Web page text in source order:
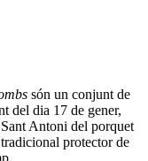
són un conjunt de
del dia 17 de gener,
Antoni del porquet
protector de